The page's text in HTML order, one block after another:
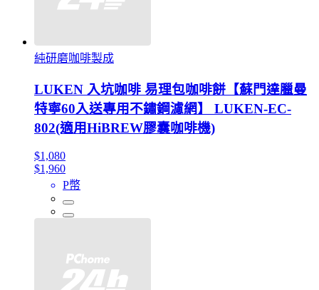
純研磨咖啡製成
LUKEN 入坑咖啡 易理包咖啡餅【蘇門達臘曼
特寧60入送專用不鏽鋼濾網】 LUKEN-EC-
802(適用HiBREW膠囊咖啡機)
$1,080
$1,960
P幣